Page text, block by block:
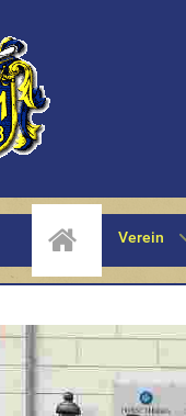
Verein